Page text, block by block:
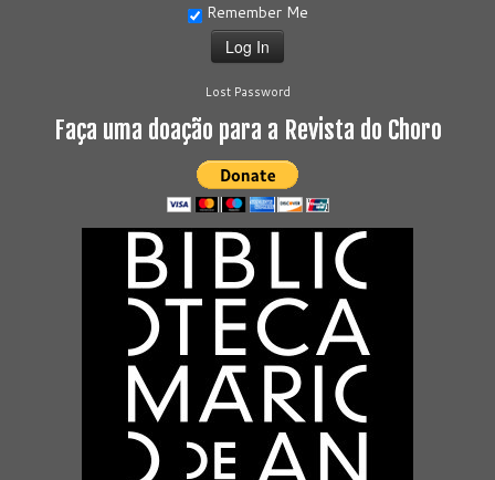
Remember Me
Lost Password
Faça uma doação para a Revista do Choro